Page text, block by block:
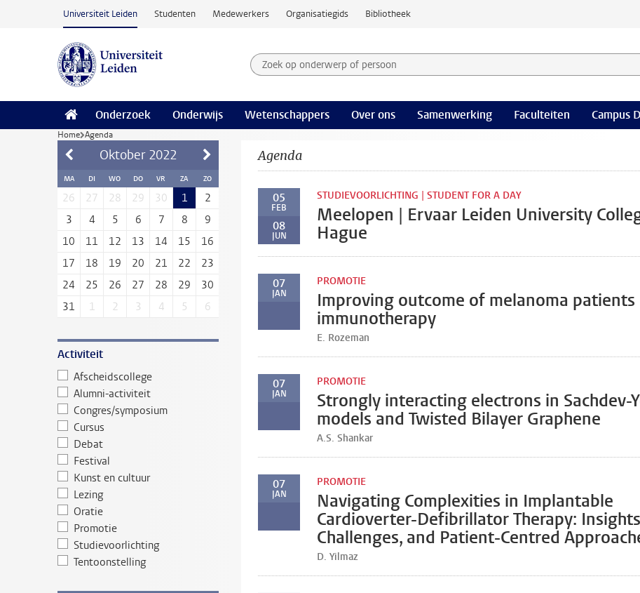
Ga naar hoofdinhoud
Universiteit Leiden Studenten Medewerkers Organisatiegids Bibliotheek
Zoek op onderwerp of persoon en selecteer categorie
Zoekterm
Onderzoek Onderwijs Wetenschappers Over ons Samenwerking Faculteiten Campus
Home Agenda
Oktober 2022
MA DI WO DO VR ZA ZO
26 27 28 29 30 1
2
3
4 5 6 7 8
9
10
11 12 13 14 15
16
17
18 19 20 21 22
23
24
25 26 27 28 29
30
31
1 2 3 4 5 6
Activiteit
Afscheidscollege
Alumni-activiteit
Congres/symposium
Cursus
Debat
Festival
Kunst en cultuur
Lezing
Oratie
Promotie
Studievoorlichting
Tentoonstelling
Agenda
05
FEB
08
JUN
STUDIEVOORLICHTING | STUDENT FOR A DAY
Meelopen | Ervaar Leiden University
Hague
07
JAN
PROMOTIE
Improving outcome of melanoma patients
immunotherapy
E. Rozeman
07
JAN
PROMOTIE
Strongly interacting electrons in Sachdev-
models and Twisted Bilayer Graphene
A.S. Shankar
07
JAN
PROMOTIE
Navigating Complexities in Implantable
Cardioverter-Defibrillator Therapy:
Challenges, and Patient-Centred
D. Yilmaz